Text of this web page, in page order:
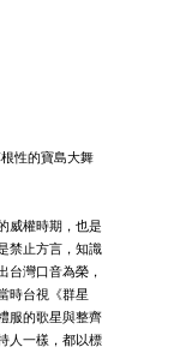
性的寶島大舞
威權時期，也是
禁止方言，知識
灣口音為榮，
時台視《群星
服的歌星與整齊
人一樣，都以標